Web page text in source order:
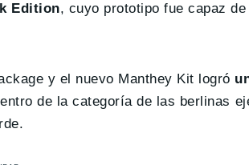
Edition, cuyo prototipo fue capaz
y el nuevo Manthey Kit logró
de la categoría de las berlinas